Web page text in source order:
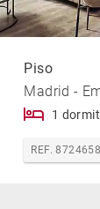
Piso
Madrid -
1
REF.